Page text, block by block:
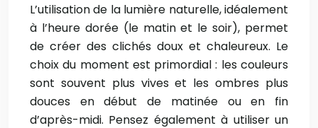
L’utilisation de la lumière naturelle, idéalement
à l’heure dorée (le matin et le soir), permet
de créer des clichés doux et chaleureux. Le
choix du moment est primordial : les couleurs
sont souvent plus vives et les ombres plus
douces en début de matinée ou en fin
d’après-midi. Pensez également à utiliser un